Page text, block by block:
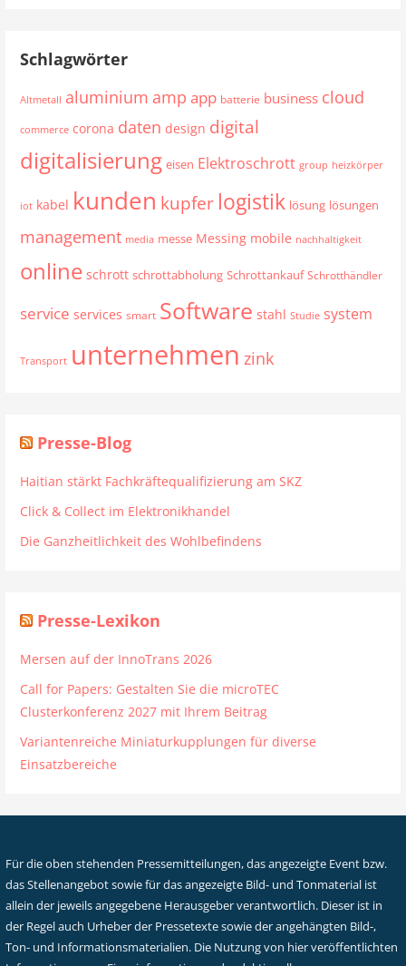
Schlagwörter
Altmetall aluminium amp app batterie business cloud
commerce corona daten design digital
digitalisierung eisen Elektroschrott group heizkörper
iot kabel kunden kupfer logistik lösung lösungen
management media messe Messing mobile nachhaltigkeit
online schrott schrottabholung Schrottankauf Schrotthändler
service services smart Software stahl Studie system
Transport unternehmen zink
Presse-Blog
Haitian stärkt Fachkräftequalifizierung am SKZ
Click & Collect im Elektronikhandel
Die Ganzheitlichkeit des Wohlbefindens
Presse-Lexikon
Mersen auf der InnoTrans 2026
Call for Papers: Gestalten Sie die microTEC
Clusterkonferenz 2027 mit Ihrem Beitrag
Variantenreiche Miniaturkupplungen für diverse
Einsatzbereiche
Für die oben stehenden Pressemitteilungen, das angezeigte Event bzw.
das Stellenangebot sowie für das angezeigte Bild- und Tonmaterial ist
allein der jeweils angegebene Herausgeber verantwortlich. Dieser ist in
der Regel auch Urheber der Pressetexte sowie der angehängten Bild-,
Ton- und Informationsmaterialien. Die Nutzung von hier veröffentlichten